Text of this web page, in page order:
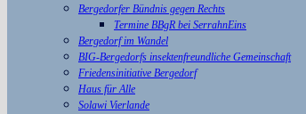
Bergedorfer Bündnis gegen Rechts
Termine BBgR bei SerrahnEins
Bergedorf im Wandel
BIG-Bergedorfs insektenfreundliche Gemeinschaft
Friedensinitiative Bergedorf
Haus für Alle
Solawi Vierlande